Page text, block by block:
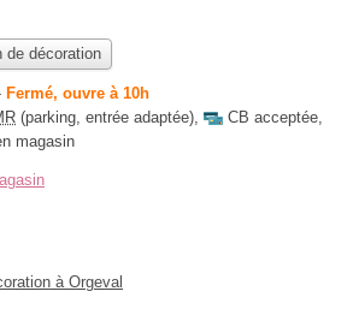
de décoration
Fermé, ouvre à 10h
(parking, entrée adaptée), CB acceptée,
magasin
à Orgeval